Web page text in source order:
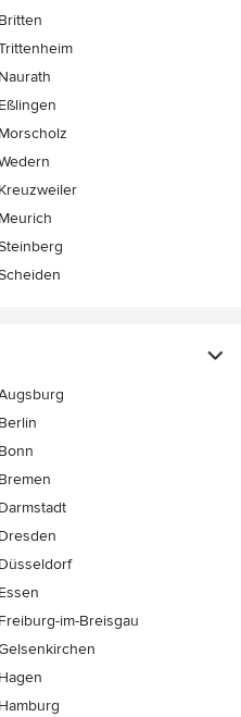
Britten
Naurath
Eßlingen
Morscholz
Kreuzweiler
Meurich
Berlin
Bonn
Bremen
Darmstadt
Dresden
Düsseldorf
Essen
Freiburg-im-Breisgau
Hagen
Hamburg